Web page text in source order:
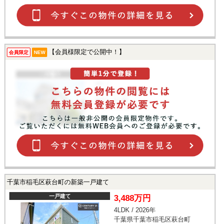
会員限定 NEW 【会員様限定で公開中！】
千葉市稲毛区萩台町の新築一戸建て
一戸建て 3,488万円
4LDK / 2026年
千葉県千葉市稲毛区萩台町